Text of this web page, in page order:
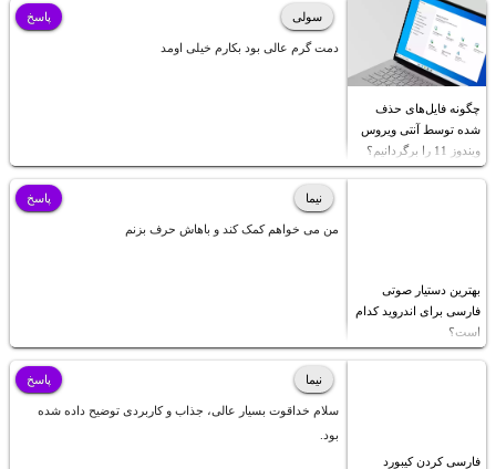
چگونه فایل‌های حذف
شده توسط آنتی ویروس
ویندوز 11 را برگردانیم؟
سولی
دمت گرم عالی بود بکارم خیلی اومد
پاسخ
بهترین دستیار صوتی
فارسی برای اندروید کدام
است؟
نیما
من می خواهم کمک کند و باهاش حرف بزنم
پاسخ
فارسی کردن کیبورد
نیما
سلام خداقوت بسیار عالی، جذاب و کاربردی توضیح داده شده
بود.
پاسخ